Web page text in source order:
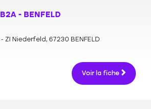
- BENFELD
- ZI Niederfeld, 67230 BENFELD
Voir la fiche